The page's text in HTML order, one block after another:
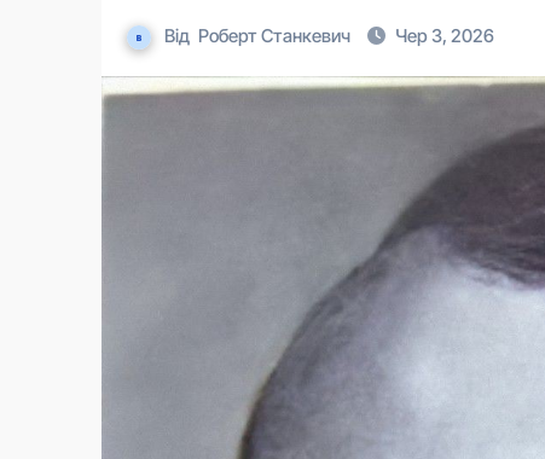
Від Роберт Станкевич Чер 3, 2026